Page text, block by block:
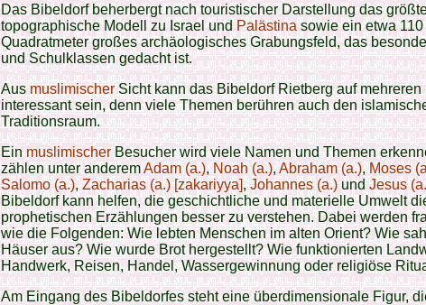
Das Bibeldorf beherbergt nach touristischer Darstellung das
topographische Modell zu Israel undPalästinasowie ein etwa 110
Quadratmeter großes archäologisches Grabungsfeld, das
und Schulklassen gedacht ist.
AusmuslimischerSicht kann das Bibeldorf Rietberg auf mehreren
interessant sein, denn viele Themen berühren auch den
Traditionsraum.
EinmuslimischerBesucher wird viele Namen und Themen
zählen unter anderemAdam (a.),Noah (a.),Abraham (a.),Moses
Salomo (a.),Zacharias (a.) [zakariyya],Johannes (a.)undJesus
Bibeldorf kann helfen, die geschichtliche und materielle Umwelt
prophetischen Erzählungen besser zu verstehen. Dabei werden
wie die Folgenden: Wie lebten Menschen im alten Orient? Wie
Häuser aus? Wie wurde Brot hergestellt? Wie funktionierten
Handwerk, Reisen, Handel, Wassergewinnung oder religiöse
Am Eingang des Bibeldorfes steht eine überdimensionale Figur,